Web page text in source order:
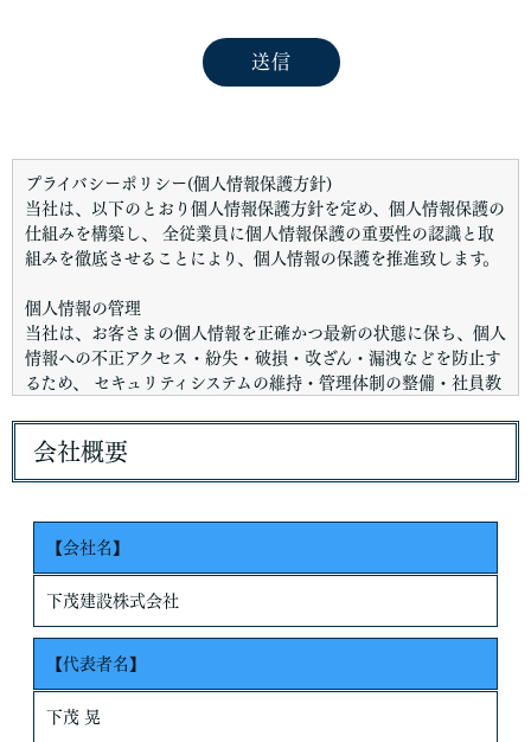
プライバシーポリシー(個人情報保護方針)
当社は、以下のとおり個人情報保護方針を定め、個人情報保護の
仕組みを構築し、 全従業員に個人情報保護の重要性の認識と取
組みを徹底させることにより、個人情報の保護を推進致します。
個人情報の管理
当社は、お客さまの個人情報を正確かつ最新の状態に保ち、個人
情報への不正アクセス・紛失・破損・改ざん・漏洩などを防止す
るため、 セキュリティシステムの維持・管理体制の整備・社員教
個人情報の利用目的
付に利用いたします。
個人情報の第三者への開示・提供の禁止
当社は、お客さまよりお預かりした個人情報を適切に管理し、次
のいずれかに該当する場合を除き、個人情報を第三者に開示いた
・お客さまの同意がある場合
会社概要
【会社名】
下茂建設株式会社
【代表者名】
下茂 晃